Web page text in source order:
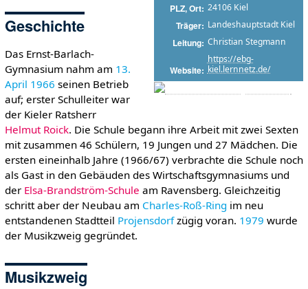
PLZ, Ort 24106 Kiel
Träger Landeshauptstadt Kiel
Leitung Christian Stegmann
Website
https://ebg-
kiel.lernnetz.de/
Geschichte
Das Ernst-Barlach-
Gymnasium nahm am 13.
April 1966 seinen Betrieb
auf; erster Schulleiter war
der Kieler Ratsherr
Helmut Roick. Die Schule begann ihre Arbeit mit zwei Sexten
mit zusammen 46 Schülern, 19 Jungen und 27 Mädchen. Die
ersten eineinhalb Jahre (1966/67) verbrachte die Schule noch
als Gast in den Gebäuden des Wirtschaftsgymnasiums und
der Elsa-Brandström-Schule am Ravensberg. Gleichzeitig
schritt aber der Neubau am Charles-Roß-Ring im neu
entstandenen Stadtteil Projensdorfzügig voran. 1979 wurde
der Musikzweig gegründet.
Musikzweig